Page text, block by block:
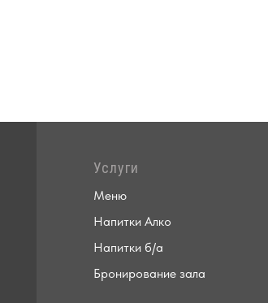
Услуги
Меню
Напитки Алко
Напитки б/а
Бронирование зала